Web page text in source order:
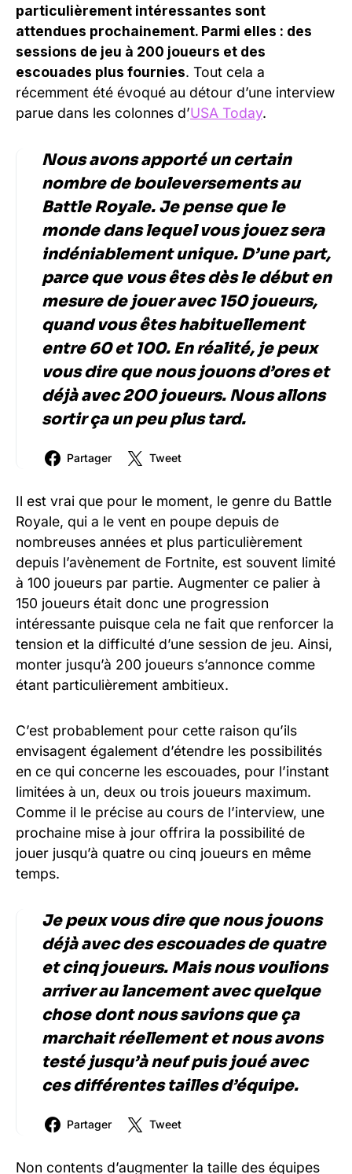
particulièrement intéressantes sont
attendues prochainement. Parmi elles : des
sessions de jeu à 200 joueurs et des
escouades plus fournies. Tout cela a
récemment été évoqué au détour d’une interview
parue dans les colonnes d’USA Today.
Nous avons apporté un certain
nombre de bouleversements au
Battle Royale. Je pense que le
monde dans lequel vous jouez sera
indéniablement unique. D’une part,
parce que vous êtes dès le début en
mesure de jouer avec 150 joueurs,
quand vous êtes habituellement
entre 60 et 100. En réalité, je peux
vous dire que nous jouons d’ores et
déjà avec 200 joueurs. Nous allons
sortir ça un peu plus tard.
Partager Tweet
Il est vrai que pour le moment, le genre du Battle
Royale, qui a le vent en poupe depuis de
nombreuses années et plus particulièrement
depuis l’avènement de Fortnite, est souvent limité
à 100 joueurs par partie. Augmenter ce palier à
150 joueurs était donc une progression
intéressante puisque cela ne fait que renforcer la
tension et la difficulté d’une session de jeu. Ainsi,
monter jusqu’à 200 joueurs s’annonce comme
étant particulièrement ambitieux.
C’est probablement pour cette raison qu’ils
envisagent également d’étendre les possibilités
en ce qui concerne les escouades, pour l’instant
limitées à un, deux ou trois joueurs maximum.
Comme il le précise au cours de l’interview, une
prochaine mise à jour offrira la possibilité de
jouer jusqu’à quatre ou cinq joueurs en même
temps.
Je peux vous dire que nous jouons
déjà avec des escouades de quatre
et cinq joueurs. Mais nous voulions
arriver au lancement avec quelque
chose dont nous savions que ça
marchait réellement et nous avons
testé jusqu’à neuf puis joué avec
ces différentes tailles d’équipe.
Partager Tweet
Non contents d’augmenter la taille des équipes